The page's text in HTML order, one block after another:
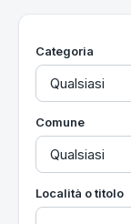
Utilità
Categoria
Comune
Località o titolo